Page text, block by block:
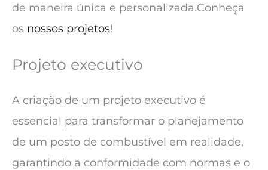
de maneira única e personalizada.Conheça
os nossos projetos!
Projeto executivo
A criação de um projeto executivo é
essencial para transformar o planejamento
de um posto de combustível em realidade,
garantindo a conformidade com normas e o